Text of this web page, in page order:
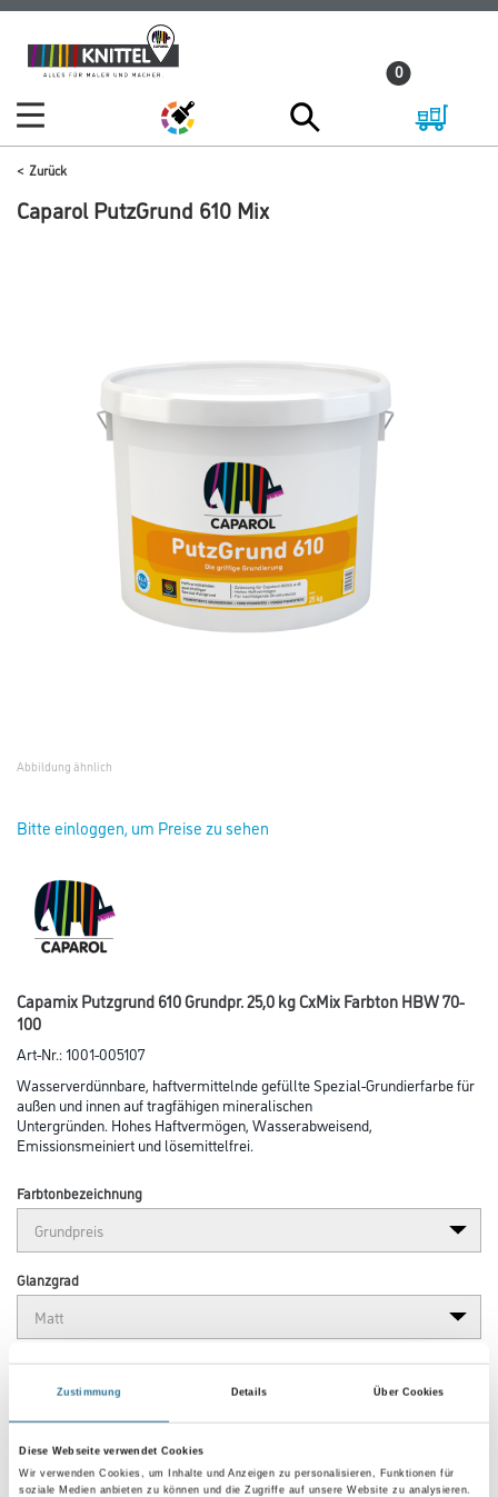
Zustimmung Details Über Cookies
Diese Webseite verwendet Cookies
Wir verwenden Cookies, um Inhalte und Anzeigen zu personalisieren, Funktionen für
soziale Medien anbieten zu können und die Zugriffe auf unsere Website zu analysieren.
Zum
Inhalt
Zum
Navigationsmenü
0
Zurück
Caparol PutzGrund 610 Mix
Abbildung ähnlich
Bitte einloggen, um Preise zu sehen
Capamix Putzgrund 610 Grundpr. 25,0 kg CxMix Farbton HBW 70-
100
Art-Nr.:1001-005107
Wasserverdünnbare, haftvermittelnde gefüllte Spezial-Grundierfarbe für
außen und innen auf tragfähigen mineralischen
Untergründen. Hohes Haftvermögen, Wasserabweisend,
Emissionsmeiniert und lösemittelfrei.
Farbtonbezeichnung
Glanzgrad
Gebinde